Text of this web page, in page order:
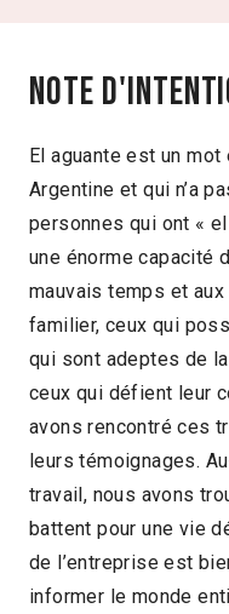
Note
El aguante est un
Argentine et qui n’a
personnes qui ont «
une énorme capacité
mauvais temps et
familier, ceux qui
qui sont adeptes de
ceux qui défient leur
avons rencontré ces
leurs témoignages.
travail, nous avons
battent pour une vie
de l’entreprise est
informer le monde